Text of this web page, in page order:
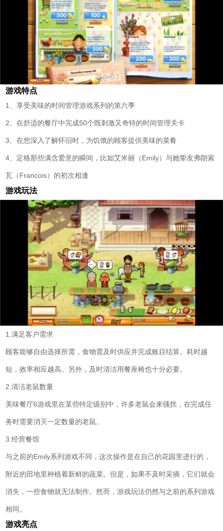
游戏特点
1、享受美味的时间管理游戏系列的第六季
2、在舒适的餐厅中完成50个既刺激又奇特的时间管理关卡
3、在您深入了解怀旧时，为饥饿的顾客提供美味的菜肴
4、定格那些满含爱意的瞬间，比如艾米丽（Emily）与她挚友弗朗索
瓦（Francois）的初次相逢
游戏玩法
1.满足客户需求
顾客能够自由选择所需，食物需及时供应并完成账目结算。耗时越
短，效率相应越高。另外，及时清洁用餐座椅也十分必要。
2.清洁老鼠数量
美味餐厅6游戏里在某些特定级别中，许多老鼠会来骚扰，在完成任
务时需要消灭一定数量的老鼠。
3.经营餐馆
与之前的Emily系列游戏不同，这次操作是在自己的花园里进行的，
附近的田地里种植着新鲜的蔬菜。但是，如果不及时采摘，它们就会
消失，一些食物就无法制作。然而，游戏玩法仍然与之前的系列游戏
相同。
游戏亮点